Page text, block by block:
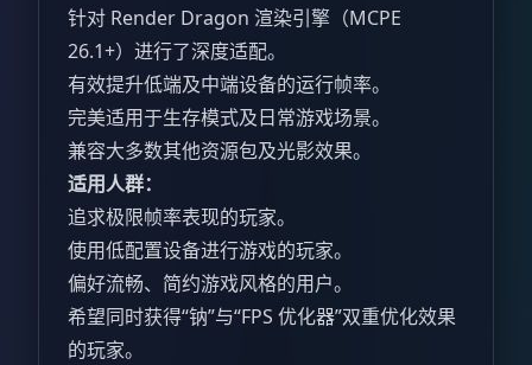
针对 Render Dragon 渲染引擎（MCPE
26.1+）进行了深度适配。
有效提升低端及中端设备的运行帧率。
完美适用于生存模式及日常游戏场景。
兼容大多数其他资源包及光影效果。
适用人群：
追求极限帧率表现的玩家。
使用低配置设备进行游戏的玩家。
偏好流畅、简约游戏风格的用户。
希望同时获得“钠”与“FPS 优化器”双重优化效果
的玩家。